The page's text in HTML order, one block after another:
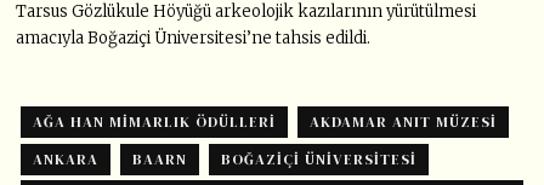
Tarsus Gözlükule Höyüğü arkeolojik kazılarının yürütülmesi
amacıyla Boğaziçi Üniversitesi’ne tahsis edildi.
AĞA HAN MIMARLIK ÖDÜLLERI
AKDAMAR ANIT MÜZESI
ANKARA
BAARN
BOĞAZIÇI ÜNIVERSITESI